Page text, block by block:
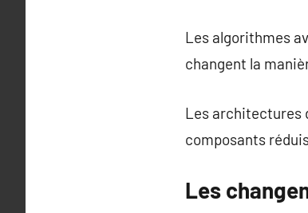
Les algorithmes
changent la
Les architectures
composants
Les